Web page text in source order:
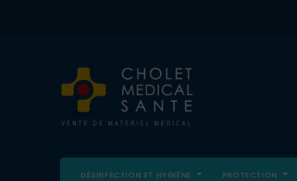
DÉSINFECTION ET HYGIÈNE PROTECTION